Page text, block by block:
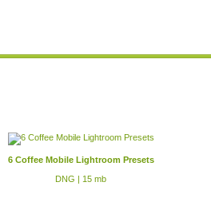
6 Coffee Mobile Lightroom Presets
DNG | 15 mb